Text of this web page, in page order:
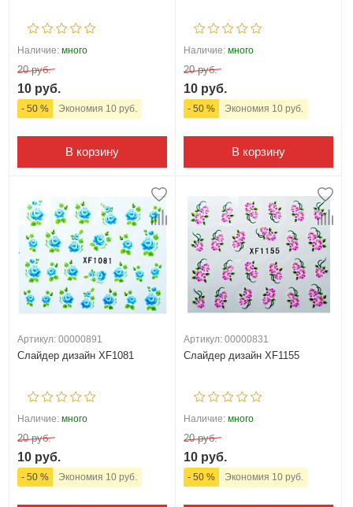
Наличие: много
20 руб.
10 руб.
- 50 % Экономия 10 руб.
В корзину
Наличие: много
20 руб.
10 руб.
- 50 % Экономия 10 руб.
В корзину
Артикул: 00000891
Слайдер дизайн XF1081
Наличие: много
20 руб.
10 руб.
- 50 % Экономия 10 руб.
Артикул: 00000831
Слайдер дизайн XF1155
Наличие: много
20 руб.
10 руб.
- 50 % Экономия 10 руб.